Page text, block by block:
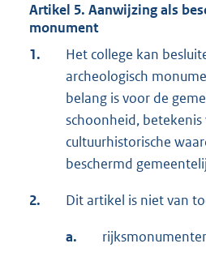
Artikel 5. Aanwijzing als
monument
1.
Het college kan
archeologisch
belang is voor de
schoonheid,
cultuurhistorische
beschermd
2. Dit artikel is niet van
a.